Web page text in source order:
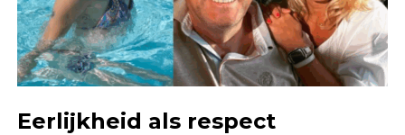
Eerlijkheid als respect